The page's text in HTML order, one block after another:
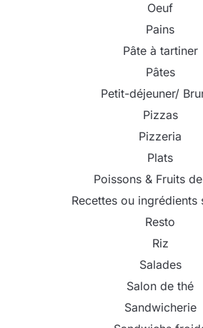
Oeuf
Pains
Pâte à tartiner
Pâtes
Petit-déjeuner/
Pizzas
Pizzeria
Plats
Poissons & Fruits
Recettes ou ingrédients
Resto
Riz
Salades
Salon de thé
Sandwicherie